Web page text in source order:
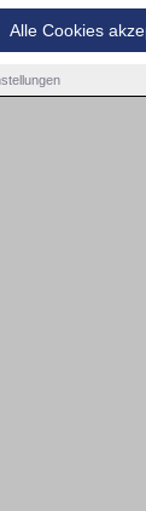
Alle Cookies
wir derzeit keine